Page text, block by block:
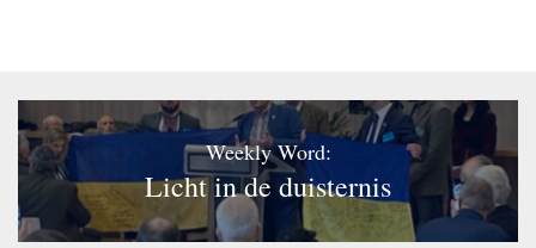
Weekly Word:
Licht in de duisternis